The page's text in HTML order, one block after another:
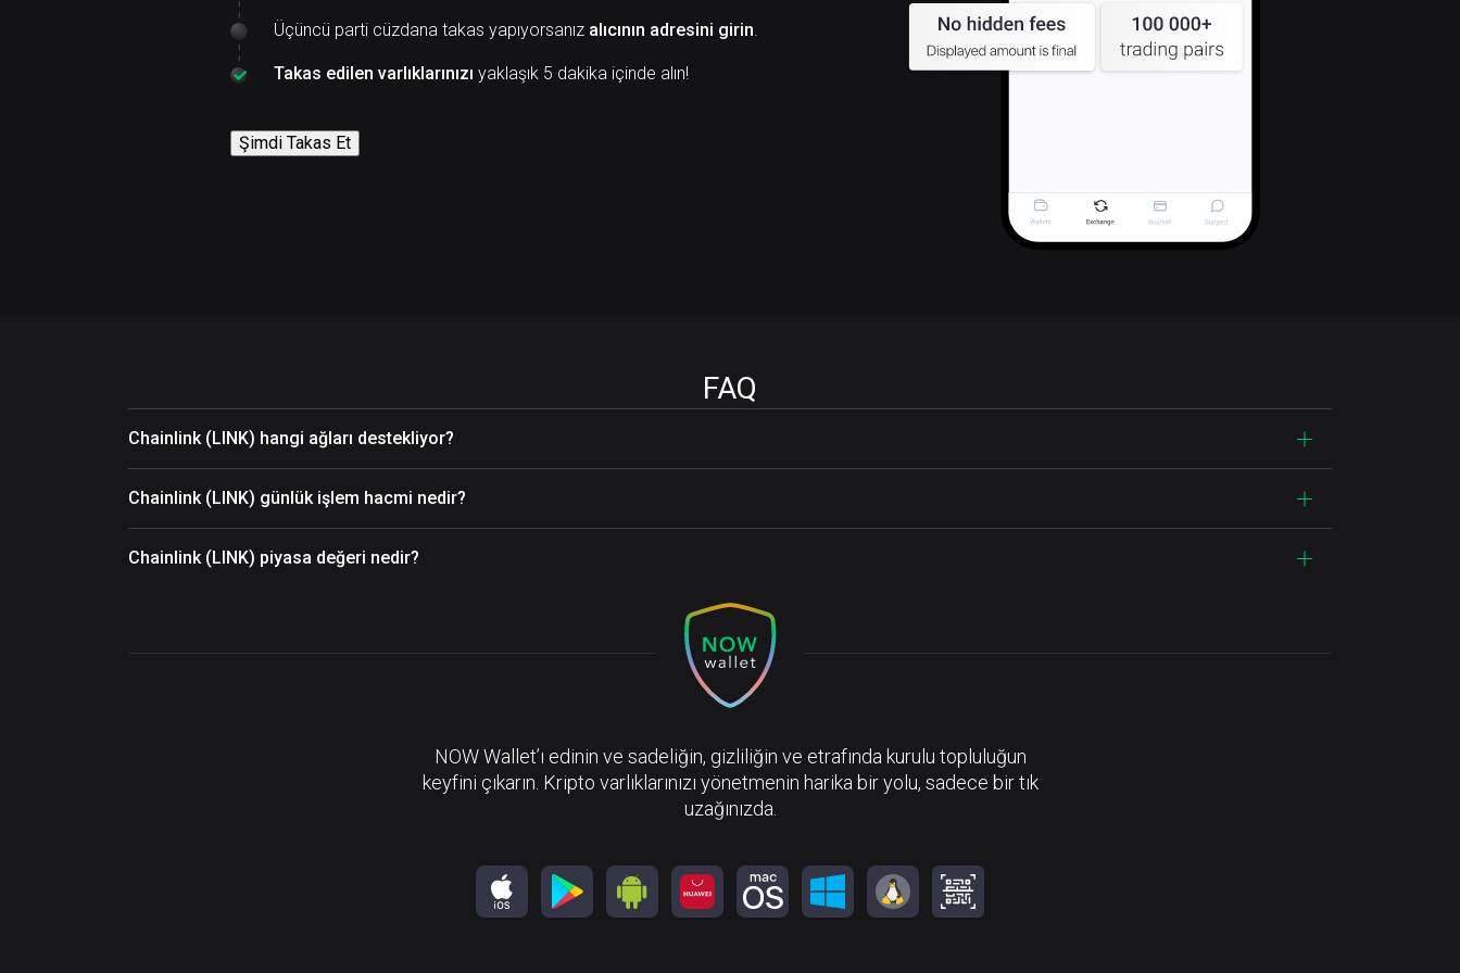
Üçüncü parti cüzdana takas yapıyorsanız alıcının adresini girin.
Takas edilen varlıklarınızı yaklaşık 5 dakika içinde alın!
Şimdi Takas Et
FAQ
Chainlink (LINK) hangi ağları destekliyor?
Chainlink (LINK) günlük işlem hacmi nedir?
Chainlink (LINK) piyasa değeri nedir?
NOW Wallet’ı edinin ve sadeliğin, gizliliğin ve etrafında kurulu topluluğun
keyfini çıkarın. Kripto varlıklarınızı yönetmenin harika bir yolu, sadece bir tık
uzağınızda.